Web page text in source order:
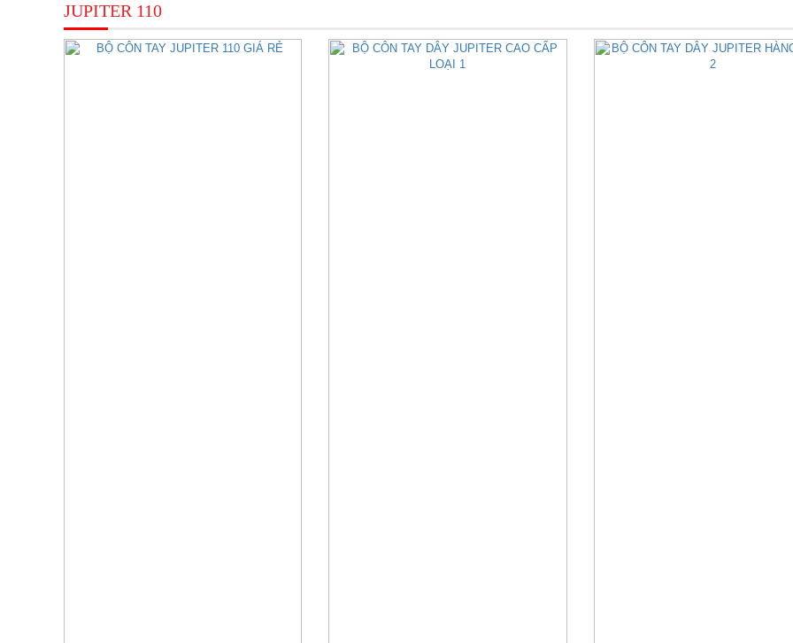
JUPITER 110